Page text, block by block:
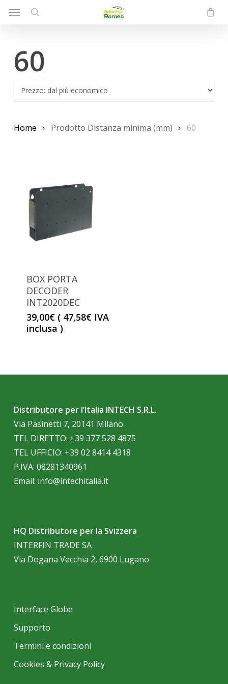
Skip
content
Menu
60
Home Prodotto Distanza minima (mm) 60
BOX PORTA
DECODER
INT2020DEC
39,00€ ( 47,58€IVA
inclusa )
Distributore per l’Italia INTECH S.R.L.
Via Pasinetti 7, 20141 Milano
TEL DIRETTO: +39 377 528 4875
TEL UFFICIO: +39 02 8414 4318
P.IVA: 08281340961
Email: info@intechitalia.it
HQ Distributore per la Svizzera
INTERFIN TRADE SA
Via Dogana Vecchia 2, 6900 Lugano
Interface Globe
Supporto
Termini e condizioni
Cookies & Privacy Policy